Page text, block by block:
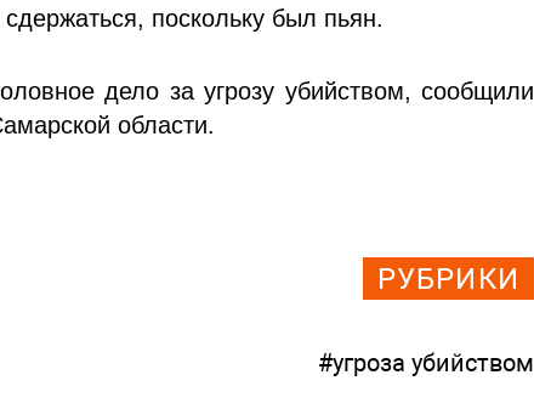
поскольку был пьян.
дело за угрозу убийством, сообщили
области.
РУБРИКИ
#угроза убийством